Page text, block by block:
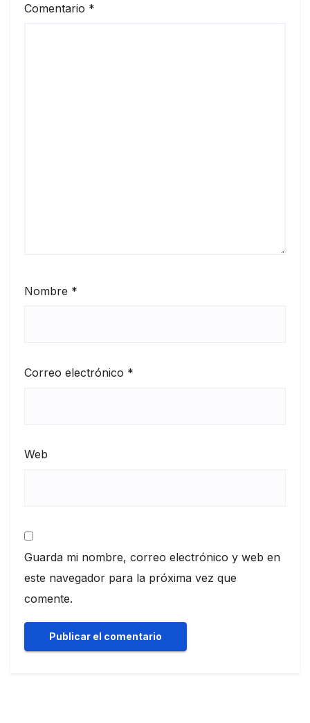
Comentario *
Nombre *
Correo electrónico *
Web
Guarda mi nombre, correo electrónico y web en
este navegador para la próxima vez que
comente.